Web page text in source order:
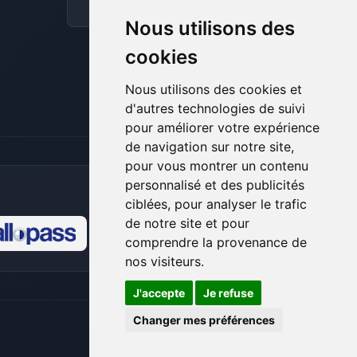
Nous utilisons des
cookies
Nous utilisons des cookies et
d'autres technologies de suivi
pour améliorer votre expérience
de navigation sur notre site,
pour vous montrer un contenu
personnalisé et des publicités
ciblées, pour analyser le trafic
de notre site et pour
comprendre la provenance de
nos visiteurs.
J'accepte
Je refuse
Changer mes préférences
07/08/2026 à 17:15